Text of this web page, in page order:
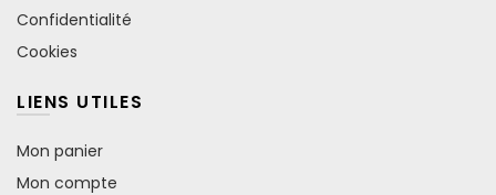
Confidentialité
Cookies
LIENS UTILES
Mon panier
Mon compte